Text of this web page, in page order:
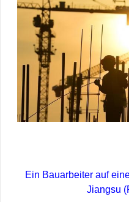
Ein Bauarbeiter auf
Jiangsu